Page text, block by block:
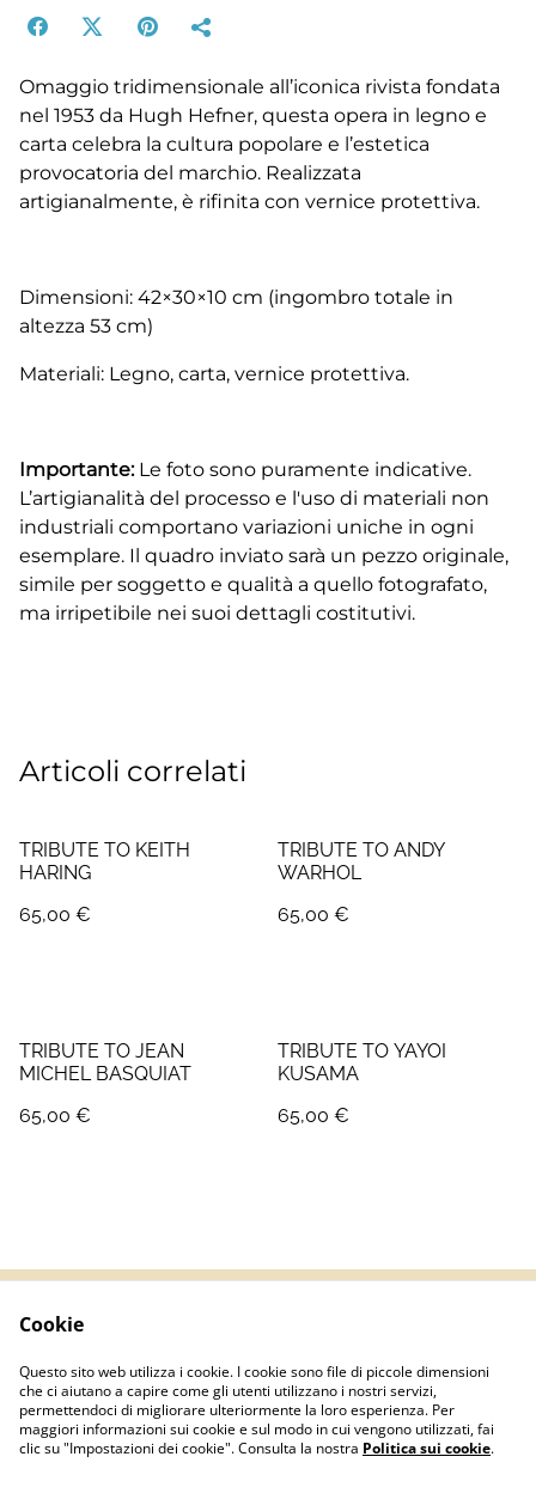
Omaggio tridimensionale all’iconica rivista fondata
nel 1953 da Hugh Hefner, questa opera in legno e
carta celebra la cultura popolare e l’estetica
provocatoria del marchio. Realizzata
artigianalmente, è rifinita con vernice protettiva.
Dimensioni: 42×30×10 cm (ingombro totale in
altezza 53 cm)
Materiali: Legno, carta, vernice protettiva.
Importante:Le foto sono puramente indicative.
L’artigianalità del processo e l'uso di materiali non
industriali comportano variazioni uniche in ogni
esemplare. Il quadro inviato sarà un pezzo originale,
simile per soggetto e qualità a quello fotografato,
ma irripetibile nei suoi dettagli costitutivi.
Articoli correlati
TRIBUTE TO KEITH
HARING
65,00 €
TRIBUTE TO ANDY
WARHOL
65,00 €
TRIBUTE TO JEAN
MICHEL BASQUIAT
65,00 €
TRIBUTE TO YAYOI
KUSAMA
65,00 €
Termini e Condizioni
privacy
Politica sui Cookie
Contatti
Cookie
Questo sito web utilizza i cookie. I cookie sono file di piccole dimensioni
che ci aiutano a capire come gli utenti utilizzano i nostri servizi,
permettendoci di migliorare ulteriormente la loro esperienza. Per
maggiori informazioni sui cookie e sul modo in cui vengono utilizzati, fai
clic su "Impostazioni dei cookie". Consulta la nostra Politica sui cookie.